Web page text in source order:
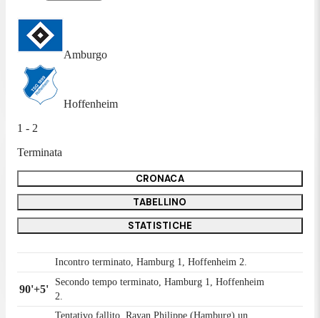
Amburgo
Hoffenheim
1 - 2
Terminata
CRONACA
TABELLINO
STATISTICHE
Incontro terminato, Hamburg 1, Hoffenheim 2.
90'+5'
Secondo tempo terminato, Hamburg 1, Hoffenheim
2.
Tentativo fallito. Rayan Philippe (Hamburg) un